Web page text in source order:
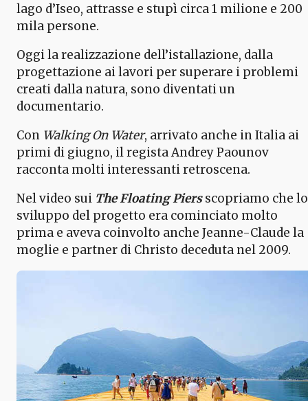
lago d’Iseo, attrasse e stupì circa 1 milione e 200
mila persone.
Oggi la realizzazione dell’istallazione, dalla
progettazione ai lavori per superare i problemi
creati dalla natura, sono diventati un
documentario.
Con Walking On Water, arrivato anche in Italia ai
primi di giugno, il regista Andrey Paounov
racconta molti interessanti retroscena.
Nel video sui The Floating Piersscopriamo che lo
sviluppo del progetto era cominciato molto
prima e aveva coinvolto anche Jeanne-Claude la
moglie e partner di Christo deceduta nel 2009.